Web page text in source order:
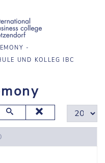
-
UND KOLLEG IBC
Anzeige #